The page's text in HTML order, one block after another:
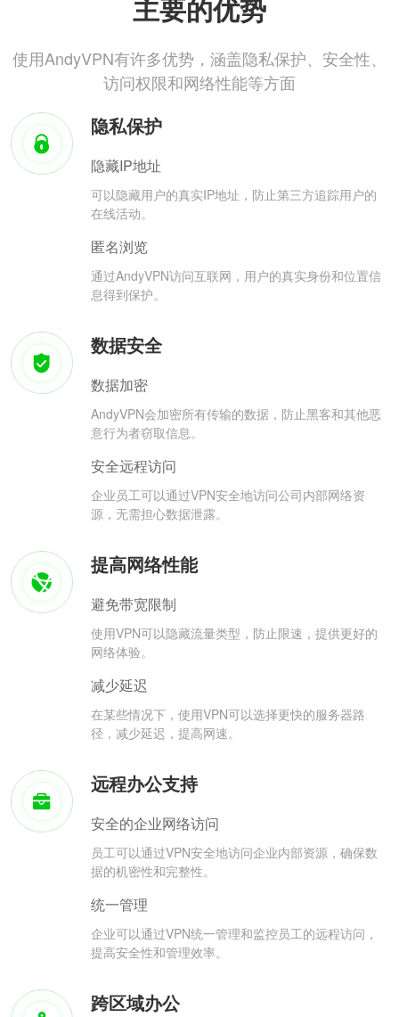
主要的优势
使用AndyVPN有许多优势，涵盖隐私保护、安全性、
访问权限和网络性能等方面
隐私保护
隐藏IP地址
可以隐藏用户的真实IP地址，防止第三方追踪用户的
在线活动。
匿名浏览
通过AndyVPN访问互联网，用户的真实身份和位置信
息得到保护。
数据安全
数据加密
AndyVPN会加密所有传输的数据，防止黑客和其他恶
意行为者窃取信息。
安全远程访问
企业员工可以通过VPN安全地访问公司内部网络资
源，无需担心数据泄露。
提高网络性能
避免带宽限制
使用VPN可以隐藏流量类型，防止限速，提供更好的
网络体验。
减少延迟
在某些情况下，使用VPN可以选择更快的服务器路
径，减少延迟，提高网速。
远程办公支持
安全的企业网络访问
员工可以通过VPN安全地访问企业内部资源，确保数
据的机密性和完整性。
统一管理
企业可以通过VPN统一管理和监控员工的远程访问，
提高安全性和管理效率。
跨区域办公